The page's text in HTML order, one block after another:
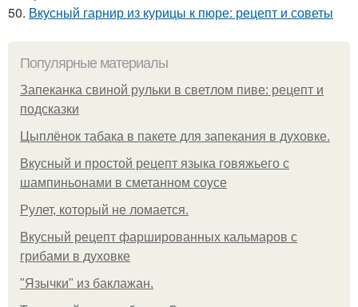
50. Вкусный гарнир из курицы к пюре: рецепт и советы
Популярные материалы
Запеканка свиной рульки в светлом пиве: рецепт и
подсказки
Цыплёнок табака в пакете для запекания в духовке.
Вкусный и простой рецепт языка говяжьего с
шампиньонами в сметанном соусе
Рулет, который не ломается.
Вкусный рецепт фаршированных кальмаров с
грибами в духовке
"Язычки" из баклажан.